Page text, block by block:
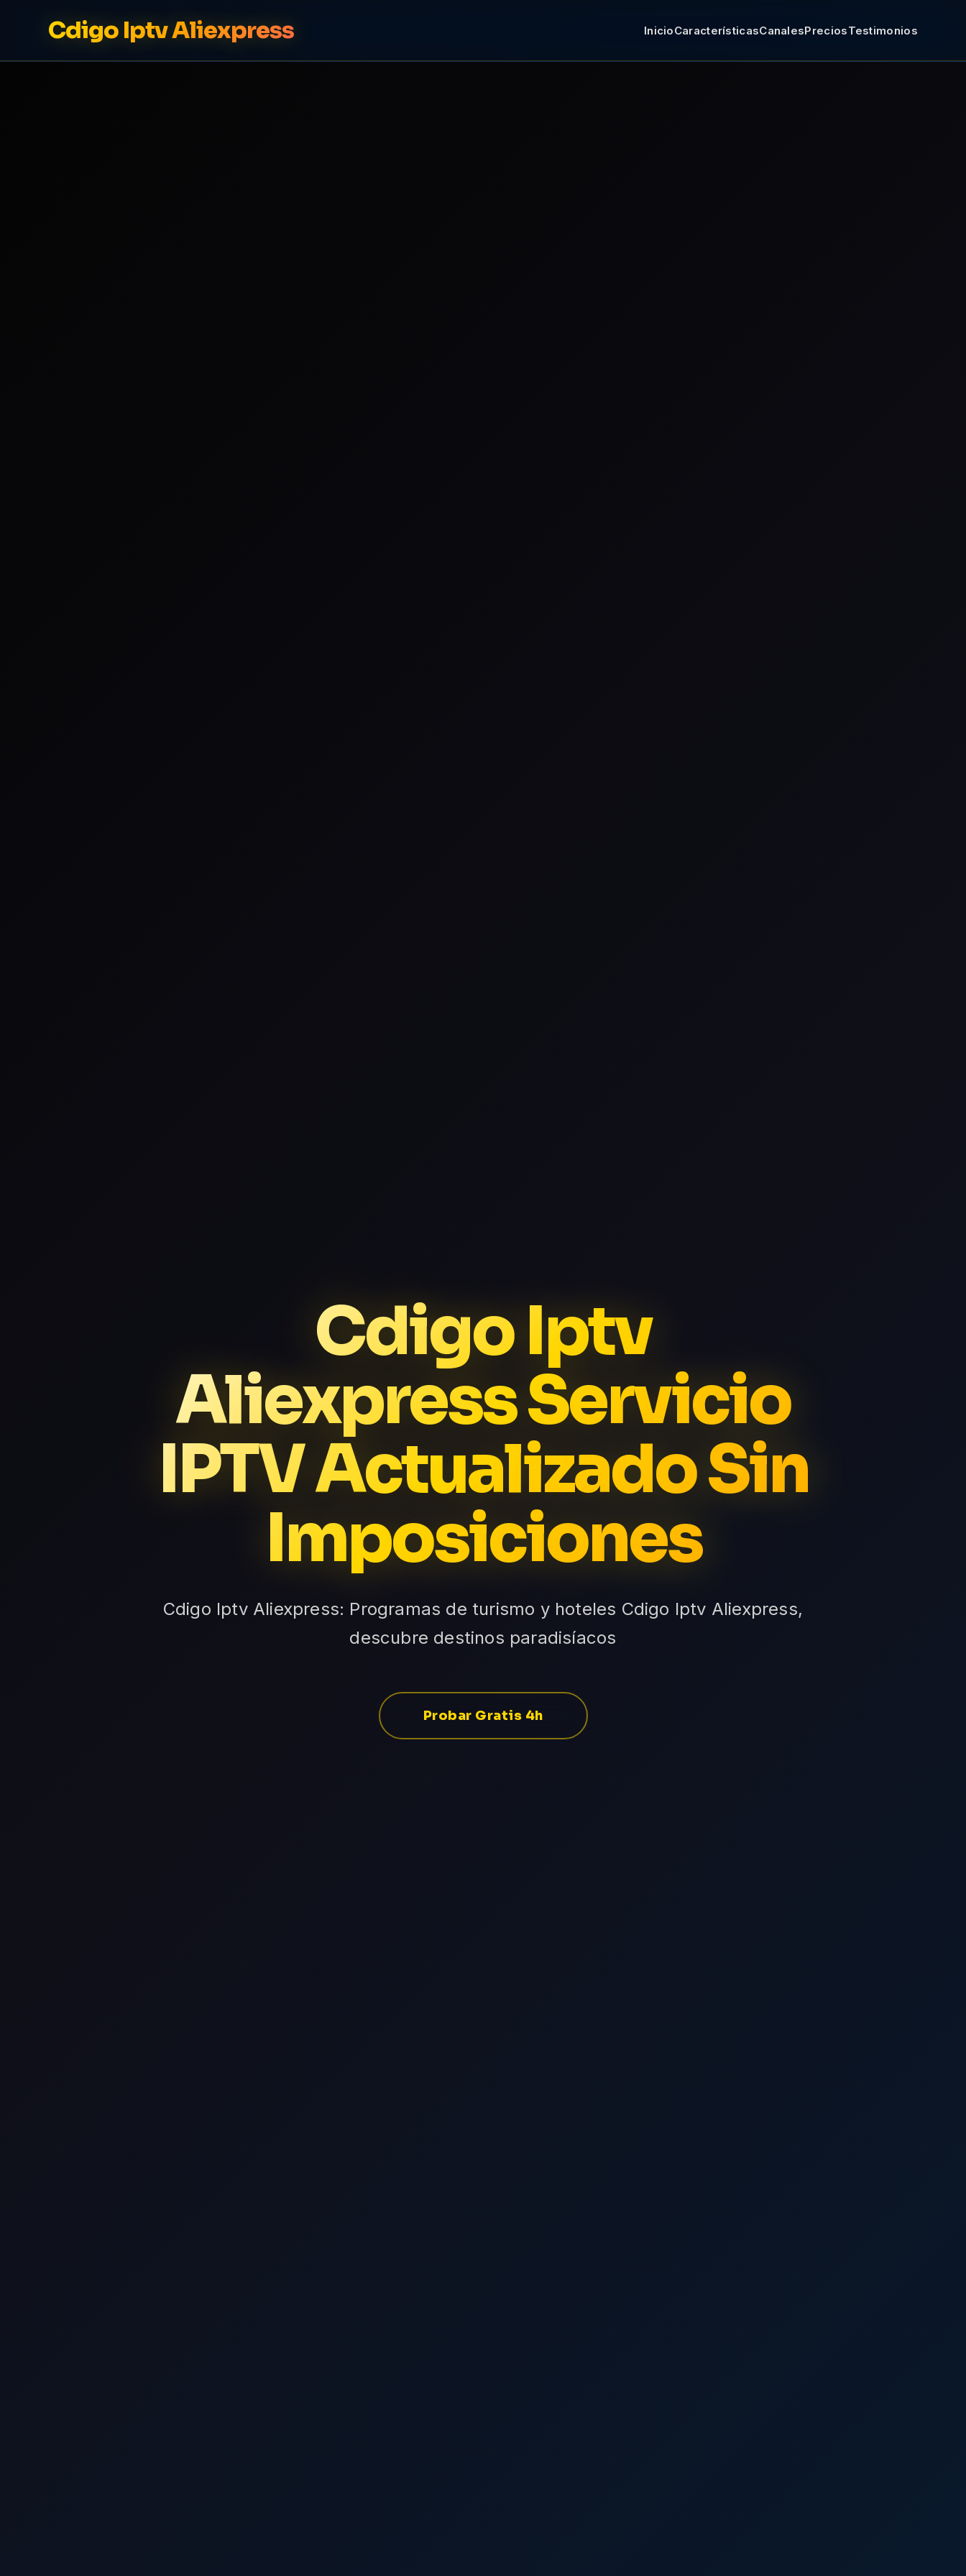
Cdigo Iptv Aliexpress InicioCaracterísticasCanalesPreciosTestimonios
Cdigo Iptv
Aliexpress Servicio
IPTV Actualizado Sin
Imposiciones
Cdigo Iptv Aliexpress: Programas de turismo y hoteles Cdigo Iptv Aliexpress,
descubre destinos paradisíacos
Probar Gratis 4h